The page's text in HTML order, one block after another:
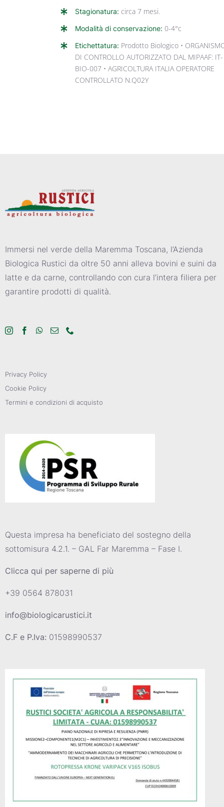
Stagionatura: circa 7 mesi.
Modalità di conservazione: 0-4°c
Etichettatura: Prodotto Biologico •
DI CONTROLLO AUTORIZZATO DAL MIPAAF: IT-
BIO-007 • AGRICOLTURA ITALIA OPERATORE
CONTROLLATO N.Q02Y
Immersi nel verde della Maremma Toscana, l’Azienda
Biologica Rustici da oltre 50 anni alleva bovini e suini da
latte e da carne, controllando con cura l’intera filiera per
garantire prodotti di qualità.
Privacy Policy
Cookie Policy
Termini e condizioni di acquisto
Questa impresa ha beneficiato del sostegno della
sottomisura 4.2.1. – GAL Far Maremma – Fase I.
Clicca qui per saperne di più
+39 0564 878031
info@biologicarustici.it
C.F e P.Iva: 01598990537